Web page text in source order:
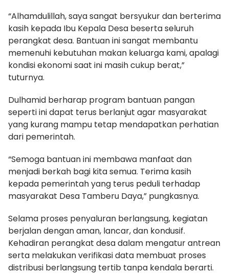
“Alhamdulillah, saya sangat bersyukur dan berterima
kasih kepada Ibu Kepala Desa beserta seluruh
perangkat desa. Bantuan ini sangat membantu
memenuhi kebutuhan makan keluarga kami, apalagi
kondisi ekonomi saat ini masih cukup berat,”
tuturnya.
Dulhamid berharap program bantuan pangan
seperti ini dapat terus berlanjut agar masyarakat
yang kurang mampu tetap mendapatkan perhatian
dari pemerintah.
“Semoga bantuan ini membawa manfaat dan
menjadi berkah bagi kita semua. Terima kasih
kepada pemerintah yang terus peduli terhadap
masyarakat Desa Tamberu Daya,” pungkasnya.
Selama proses penyaluran berlangsung, kegiatan
berjalan dengan aman, lancar, dan kondusif.
Kehadiran perangkat desa dalam mengatur antrean
serta melakukan verifikasi data membuat proses
distribusi berlangsung tertib tanpa kendala berarti.